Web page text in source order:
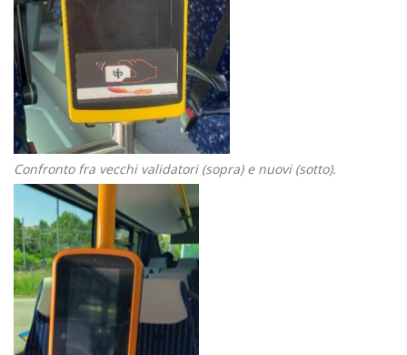
Confronto fra vecchi validatori (sopra) e nuovi (sotto).